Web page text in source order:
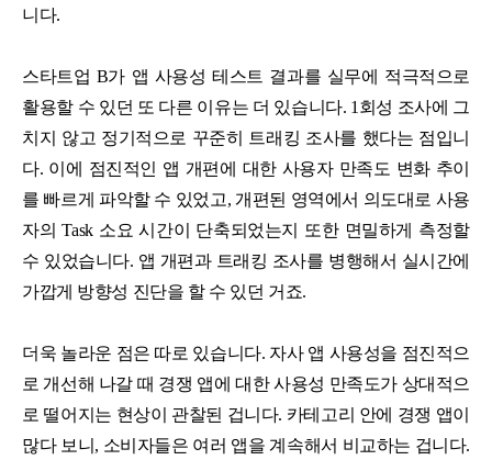
니다.
스타트업 B가 앱 사용성 테스트 결과를 실무에 적극적으로
활용할 수 있던 또 다른 이유는 더 있습니다. 1회성 조사에 그
치지 않고 정기적으로 꾸준히 트래킹 조사를 했다는 점입니
다. 이에 점진적인 앱 개편에 대한 사용자 만족도 변화 추이
를 빠르게 파악할 수 있었고, 개편된 영역에서 의도대로 사용
자의 Task 소요 시간이 단축되었는지 또한 면밀하게 측정할
수 있었습니다. 앱 개편과 트래킹 조사를 병행해서 실시간에
가깝게 방향성 진단을 할 수 있던 거죠.
더욱 놀라운 점은 따로 있습니다. 자사 앱 사용성을 점진적으
로 개선해 나갈 때 경쟁 앱에 대한 사용성 만족도가 상대적으
로 떨어지는 현상이 관찰된 겁니다. 카테고리 안에 경쟁 앱이
많다 보니, 소비자들은 여러 앱을 계속해서 비교하는 겁니다.